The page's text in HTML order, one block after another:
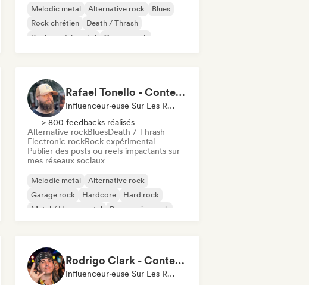
Melodic metal Alternative rock
Blues
Rock chrétien
Death / Thrash
Rock expérimental
Garage rock
Rafael Tonello - Content Creator
Influenceur·euse Sur Les Réseaux Sociaux
> 800 feedbacks réalisés
Alternative rockBluesDeath / Thrash
Electronic rockRock expérimental
Publier des posts ou reels impactants sur
mes réseaux sociaux
Melodic metal
Alternative rock
Garage rock
Hardcore
Hard rock
Metal / Heavy metal
Progressive rock
Rodrigo Clark - Content Creator
Influenceur·euse Sur Les Réseaux Sociaux